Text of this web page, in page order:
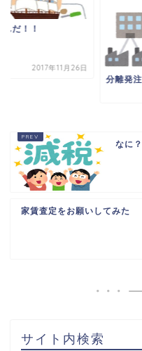
んだ！！
2017年11月26日
分離発
なに
家賃査定をお願いしてみた
サイト内検索